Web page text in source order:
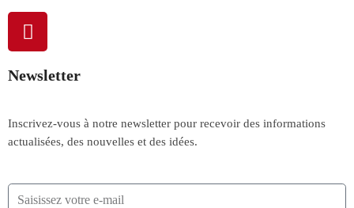
Newsletter
Inscrivez-vous à notre newsletter pour recevoir des informations
actualisées, des nouvelles et des idées.